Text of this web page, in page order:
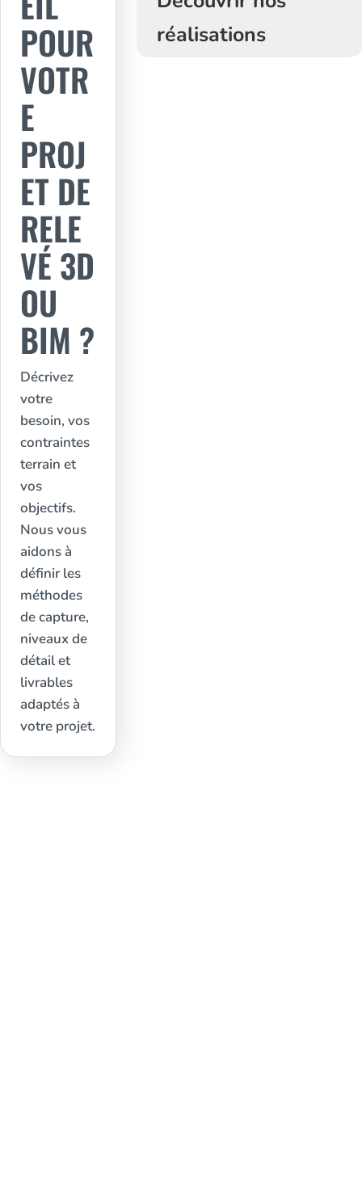
POUR
VOTR
E
PROJ
ET DE
RELE
VÉ 3D
OU
BIM ?
Décrivez
votre
besoin, vos
contraintes
terrain et
vos
objectifs.
Nous vous
aidons à
définir les
méthodes
de capture,
niveaux de
détail et
livrables
adaptés à
votre projet.
réalisations